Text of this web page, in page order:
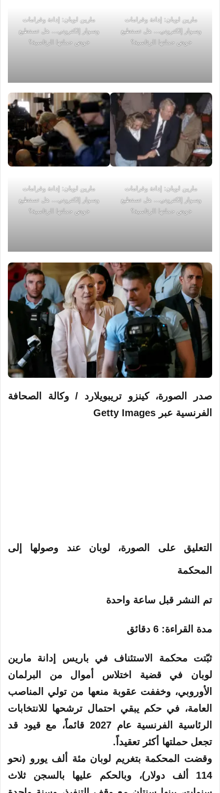
مارين لوبان: إدانة وغرامات
وسوار إلكتروني... هل تستطيع
خوض حملتها الرئاسية؟
مارين لوبان: إدانة وغرامات
وسوار إلكتروني... هل تستطيع
خوض حملتها الرئاسية؟
مارين لوبان: إدانة وغرامات
وسوار إلكتروني... هل تستطيع
خوض حملتها الرئاسية؟
مارين لوبان: إدانة وغرامات
وسوار إلكتروني... هل تستطيع
خوض حملتها الرئاسية؟
صدر الصورة،كينزو تريبويلارد / وكالة الصحافة
الفرنسية عبر Getty Images
التعليق على الصورة، لوبان عند وصولها إلى
المحكمة
تم النشر قبل ساعة واحدة
مدة القراءة: 6 دقائق
ثبّتت محكمة الاستئناف في باريس إدانة مارين
لوبان في قضية اختلاس أموال من البرلمان
الأوروبي، وخففت عقوبة منعها من تولي المناصب
العامة، في حكم يبقي احتمال ترشحها للانتخابات
الرئاسية الفرنسية عام 2027 قائماً، مع قيود قد
تجعل حملتها أكثر تعقيداً.
وقضت المحكمة بتغريم لوبان مئة ألف يورو (نحو
114 ألف دولار)، وبالحكم عليها بالسجن ثلاث